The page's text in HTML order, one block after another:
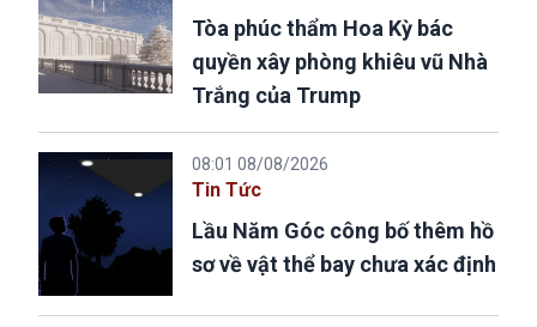
Tòa phúc thẩm Hoa Kỳ bác
quyền xây phòng khiêu vũ Nhà
Trắng của Trump
08:01 08/08/2026
Tin Tức
Lầu Năm Góc công bố thêm hồ
sơ về vật thể bay chưa xác định